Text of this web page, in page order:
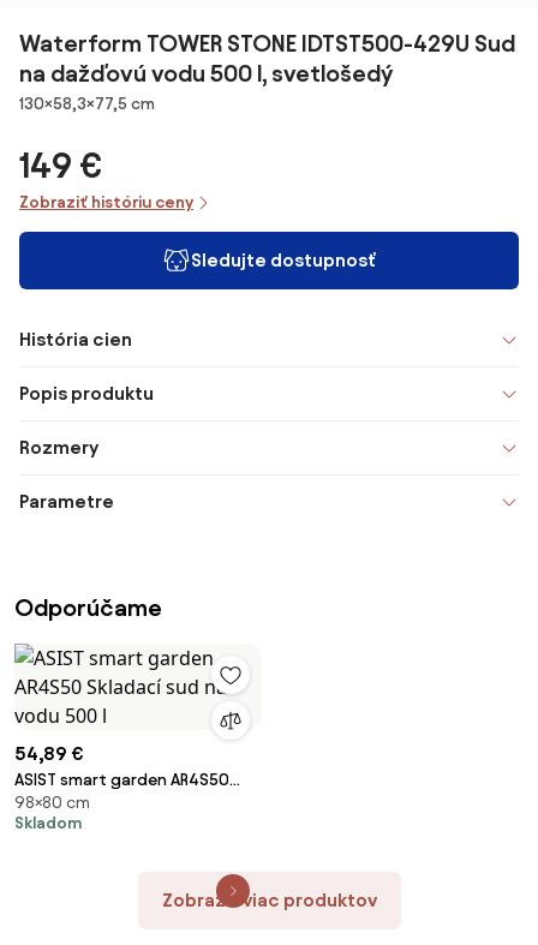
Waterform TOWER STONE IDTST500-429U Sud
na dažďovú vodu 500 l, svetlošedý
Rozmery
130×58,3×77,5 cm
149 €
Zobraziť históriu ceny
Sledujte dostupnosť
História cien
Popis produktu
Rozmery
Parametre
Odporúčame
54,89 €
ASIST smart garden AR4S50
Skladací sud na vodu 500 l
98×80 cm
Skladom
Zobraziť viac produktov